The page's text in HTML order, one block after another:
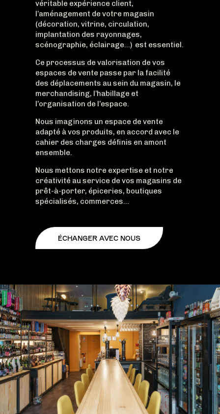
véritable expérience client,
l’aménagement de votre magasin
(décoration, vitrine, circulation,
implantation des rayonnages,
scénographie, éclairage…) est essentiel.
Ce processus de valorisation de vos
espaces de vente passe par la facilité
des déplacements au sein du magasin, le
merchandising, l’habillage et
l’organisation de l’espace.
Nous imaginons un espace de vente
adapté à vos produits, en accord avec le
cahier des charges définis en amont
ensemble.
Nous mettons notre expertise et notre
créativité au service de vos magasins de
prêt-à-porter, épiceries, boutiques
spécialisés, commerces…
ÉCHANGER AVEC NOUS